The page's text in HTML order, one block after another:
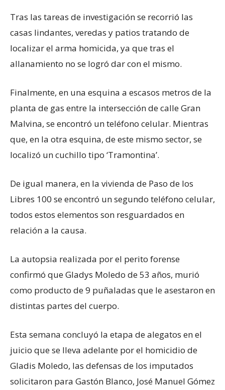
Tras las tareas de investigación se recorrió las
casas lindantes, veredas y patios tratando de
localizar el arma homicida, ya que tras el
allanamiento no se logró dar con el mismo.
Finalmente, en una esquina a escasos metros de la
planta de gas entre la intersección de calle Gran
Malvina, se encontró un teléfono celular. Mientras
que, en la otra esquina, de este mismo sector, se
localizó un cuchillo tipo ‘Tramontina’.
De igual manera, en la vivienda de Paso de los
Libres 100 se encontró un segundo teléfono celular,
todos estos elementos son resguardados en
relación a la causa.
La autopsia realizada por el perito forense
confirmó que Gladys Moledo de 53 años, murió
como producto de 9 puñaladas que le asestaron en
distintas partes del cuerpo.
Esta semana concluyó la etapa de alegatos en el
juicio que se lleva adelante por el homicidio de
Gladis Moledo, las defensas de los imputados
solicitaron para Gastón Blanco, José Manuel Gómez